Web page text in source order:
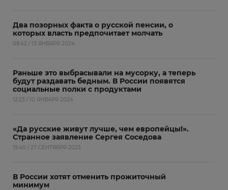
Два позорных факта о русской пенсии, о
которых власть предпочитает молчать
08:42 / 13 ЯНВАРЯ 2024
Раньше это выбрасывали на мусорку, а теперь
будут раздавать бедным. В России появятся
социальные полки с продуктами
12:23 / 10 ЯНВАРЯ 2024
«Да русские живут лучше, чем европейцы!».
Странное заявление Сергея Соседова
19:40 / 27 СЕНТЯБРЯ 2023
В России хотят отменить прожиточный
минимум